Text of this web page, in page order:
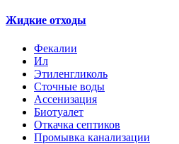
Жидкие отходы
Фекалии
Ил
Этиленгликоль
Сточные воды
Ассенизация
Биотуалет
Откачка септиков
Промывка канализации